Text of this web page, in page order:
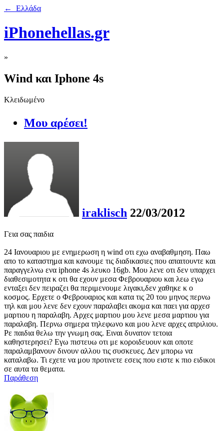
← Ελλάδα
iPhonehellas.gr
»
Wind και Iphone 4s
Κλειδωμένο
Μου αρέσει!
iraklisch 22/03/2012
Γεια σας παιδια
24 Ιανουαριου με ενημερωση η wind οτι εχω αναβαθμηση. Παω
απο το καταστημα και κανουμε τις διαδικασιες που απαιτουντε και
παραγγελνω ενα iphone 4s λευκο 16gb. Μου λενε οτι δεν υπαρχει
διαθεσιμοτητα κ οτι θα εχουν μεσα Φεβρουαριου και λεω εγω
ενταξει δεν πειραζει θα περιμενουμε λιγακι,δεν χαθηκε κ ο
κοσμος. Ερχετε ο Φεβρουαριος και κατα τις 20 του μηνος περνω
τηλ και μου λενε δεν εχουν παραλαβει ακομα και παει για αρχεσ
μαρτιου η παραλαβη. Αρχες μαρτιου μου λενε μεσα μαρτιου για
παραλαβη. Περνω σημερα τηλεφωνο και μου λενε αρχες απριλιου.
Ρε παιδια θελω την γνωμη σας. Ειναι δυνατον τετοια
καθηστερησει? Εγω πιστευω οτι με κοροιδευουν και οποτε
παραλαμβανουν δινουν αλλου τις συσκευες. Δεν μπορω να
καταλαβω. Τι εχετε να μου προτινετε εσεις που ειστε κ πιο ειδικοι
σε αυτα τα θεματα.
Παράθεση